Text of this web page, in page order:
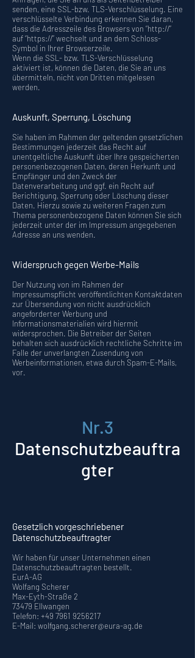
senden, eine SSL-bzw. TLS-Verschlüsselung. Eine
verschlüsselte Verbindung erkennen Sie daran,
dass die Adresszeile des Browsers von “http://”
auf “https://” wechselt und an dem Schloss-
Symbol in Ihrer Browserzeile.
Wenn die SSL- bzw. TLS-Verschlüsselung
aktiviert ist, können die Daten, die Sie an uns
übermitteln, nicht von Dritten mitgelesen
werden.
Auskunft, Sperrung, Löschung
Sie haben im Rahmen der geltenden gesetzlichen
Bestimmungen jederzeit das Recht auf
unentgeltliche Auskunft über Ihre gespeicherten
personenbezogenen Daten, deren Herkunft und
Empfänger und den Zweck der
Datenverarbeitung und ggf. ein Recht auf
Berichtigung, Sperrung oder Löschung dieser
Daten. Hierzu sowie zu weiteren Fragen zum
Thema personenbezogene Daten können Sie sich
jederzeit unter der im Impressum angegebenen
Adresse an uns wenden.
Widerspruch gegen Werbe-Mails
Der Nutzung von im Rahmen der
Impressumspflicht veröffentlichten Kontaktdaten
zur Übersendung von nicht ausdrücklich
angeforderter Werbung und
Informationsmaterialien wird hiermit
widersprochen. Die Betreiber der Seiten
behalten sich ausdrücklich rechtliche Schritte im
Falle der unverlangten Zusendung von
Werbeinformationen, etwa durch Spam-E-Mails,
vor.
Nr.3
Datenschutzbeauftra
gter
Gesetzlich vorgeschriebener
Datenschutzbeauftragter
Wir haben für unser Unternehmen einen
Datenschutzbeauftragten bestellt.
EurA-AG
Wolfang Scherer
Max-Eyth-Straße 2
73479 Ellwangen
Telefon: +49 7961 9256217
E-Mail: wolfgang.scherer@eura-ag.de